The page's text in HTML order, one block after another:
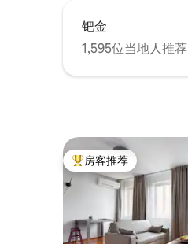
钯金
1,595位当地人推荐
热门「房客推荐」
房客推荐